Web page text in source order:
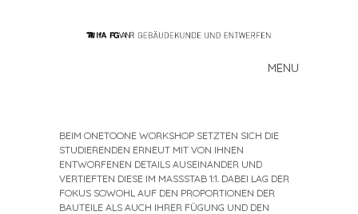
MENU
BEIM ONETOONE WORKSHOP SETZTEN SICH DIE
STUDIERENDEN ERNEUT MIT VON IHNEN
ENTWORFENEN DETAILS AUSEINANDER UND
VERTIEFTEN DIESE IM MASSSTAB 1:1. DABEI LAG DER F
OKUS SOWOHL AUF DEN PROPORTIONEN DER B
AUTEILE ALS AUCH IHRER FÜGUNG UND DEN T